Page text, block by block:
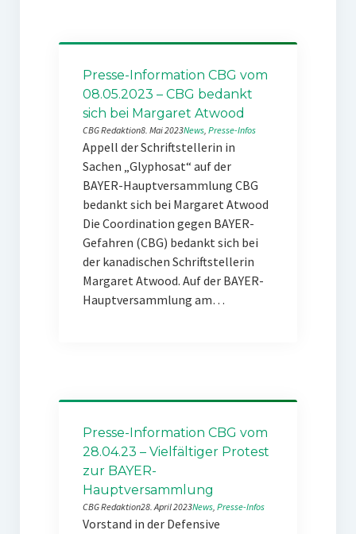
Presse-Information CBG vom
08.05.2023 – CBG bedankt
sich bei Margaret Atwood
CBG Redaktion8. Mai 2023News, Presse-Infos
Appell der Schriftstellerin in
Sachen „Glyphosat“ auf der
BAYER-Hauptversammlung CBG
bedankt sich bei Margaret Atwood
Die Coordination gegen BAYER-
Gefahren (CBG) bedankt sich bei
der kanadischen Schriftstellerin
Margaret Atwood. Auf der BAYER-
Hauptversammlung am…
Presse-Information CBG vom
28.04.23 – Vielfältiger Protest
zur BAYER-
Hauptversammlung
CBG Redaktion28. April 2023News, Presse-Infos
Vorstand in der Defensive